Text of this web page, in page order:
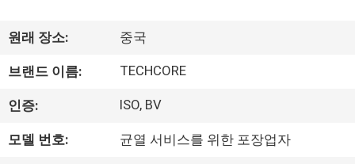
우
리
에
원래 장소: 중국
브랜드 이름: TECHCORE
인증: ISO, BV
모델 번호: 균열 서비스를 위한 포장업자